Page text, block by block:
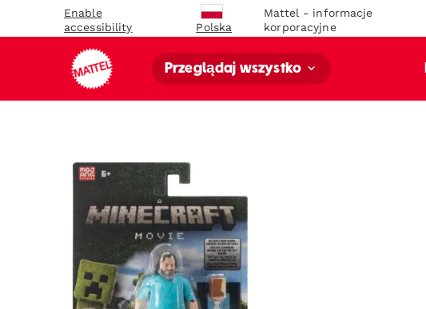
Enable
accessibility
Polska
Mattel - informacje
korporacyjne
Przeglądaj wszystko